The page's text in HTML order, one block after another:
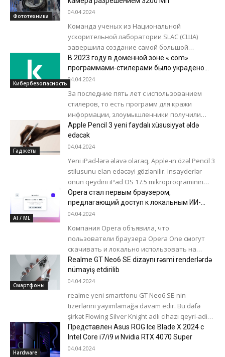
Фототехника
04.04.2024
Команда ученых из Национальной
ускорительной лаборатории SLAC (США)
завершила создание самой большой
цифровой камеры в истории человечества
Legacy Survey of Space and Time (LSST)....
Кибербезопасность
В 2023 году в доменной зоне «.com»
программами-стилерами было украдено
почти 326 миллионов логинов и паролей
04.04.2024
За последние пять лет с использованием
стилеров, то есть программ для кражи
информации, злоумышленники получили
логины и пароли для входа на 443 тысячи
сайтов...
Гаджеты
Apple Pencil 3 yeni faydalı xüsusiyyət əldə
edəcək
04.04.2024
Yeni iPad-lərə əlavə olaraq, Apple-ın özəl Pencil 3
stilusunu elan edəcəyi gözlənilir. Insayderlər
onun qeydini iPad OS 17.5 mikroproqramının
beta versiyasında tapıblar - eyni...
AI / ML
Opera стал первым браузером,
предлагающий доступ к локальным ИИ-
моделям
04.04.2024
Компания Opera объявила, что
пользователи браузера Opera One смогут
скачивать и локально использовать на
своих компьютерах большие языковые
модели (LLM). Это первый браузер, который...
Смартфоны
Realme GT Neo6 SE dizaynı rəsmi renderlərdə
nümayiş etdirilib
04.04.2024
realme yeni smartfonu GT Neo6 SE-nin
tizerlərini yayımlamağa davam edir. Bu dəfə
şirkət Flowing Silver Knight adlı cihazı qeyri-adi
korpus rəngində göstərərək dizaynını açıqlayıb.
Şəkildən...
Hardware
Представлен Asus ROG Ice Blade X 2024 с
Intel Core i7/i9 и Nvidia RTX 4070 Super
04.04.2024